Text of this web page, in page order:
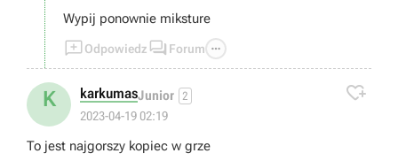
Wypij ponownie miksture
Odpowiedz  Forum 
K karkumasJunior 2
2023-04-19 02:19

To jest najgorszy kopiec w grze